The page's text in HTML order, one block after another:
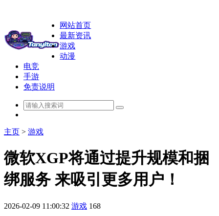
网站首页
最新资讯
游戏
动漫
电竞
手游
免责说明
主页 > 游戏
微软XGP将通过提升规模和捆
绑服务 来吸引更多用户！
2026-02-09 11:00:32 游戏 168